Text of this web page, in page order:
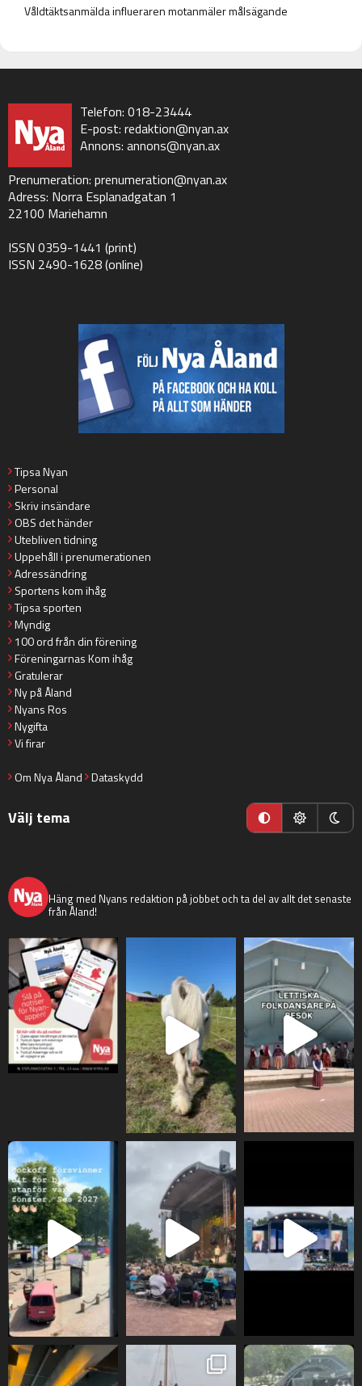
Våldtäktsanmälda influeraren motanmäler målsägande
Telefon: 018-23444
E-post: redaktion@nyan.ax
Annons: annons@nyan.ax
Prenumeration: prenumeration@nyan.ax
Adress: Norra Esplanadgatan 1
22100 Mariehamn
ISSN 0359-1441 (print)
ISSN 2490-1628 (online)
Tipsa Nyan
Personal
Skriv insändare
OBS det händer
Utebliven tidning
Uppehåll i prenumerationen
Adressändring
Sportens kom ihåg
Tipsa sporten
Myndig
100 ord från din förening
Föreningarnas Kom ihåg
Gratulerar
Ny på Åland
Nyans Ros
Nygifta
Vi firar
Om Nya Åland Dataskydd
Välj tema
Häng med Nyans redaktion på jobbet och ta del av allt det senaste
från Åland!